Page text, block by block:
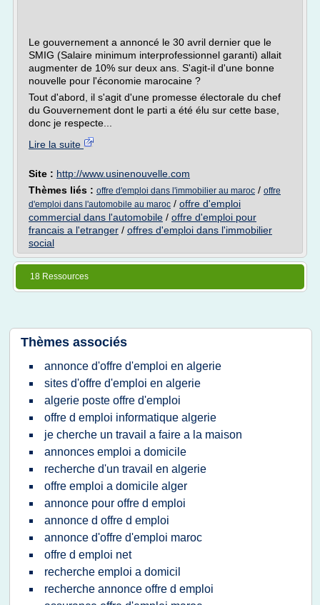
Le gouvernement a annoncé le 30 avril dernier que le
SMIG (Salaire minimum interprofessionnel garanti) allait
augmenter de 10% sur deux ans. S'agit-il d'une bonne
nouvelle pour l'économie marocaine ?
Tout d'abord, il s'agit d'une promesse électorale du chef
du Gouvernement dont le parti a été élu sur cette base,
donc je respecte...
Lire la suite
Site : http://www.usinenouvelle.com
Thèmes liés : offre d'emploi dans l'immobilier au maroc / offre
d'emploi dans l'automobile au maroc / offre d'emploi
commercial dans l'automobile / offre d'emploi pour
francais a l'etranger / offres d'emploi dans l'immobilier
social
18 Ressources
Thèmes associés
annonce d'offre d'emploi en algerie
sites d'offre d'emploi en algerie
algerie poste offre d'emploi
offre d emploi informatique algerie
je cherche un travail a faire a la maison
annonces emploi a domicile
recherche d'un travail en algerie
offre emploi a domicile alger
annonce pour offre d emploi
annonce d offre d emploi
annonce d'offre d'emploi maroc
offre d emploi net
recherche emploi a domicil
recherche annonce offre d emploi